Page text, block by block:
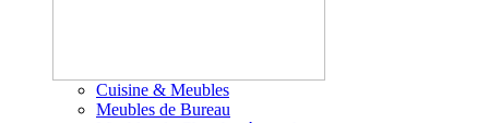
Cuisine & Meubles
Meubles de Bureau